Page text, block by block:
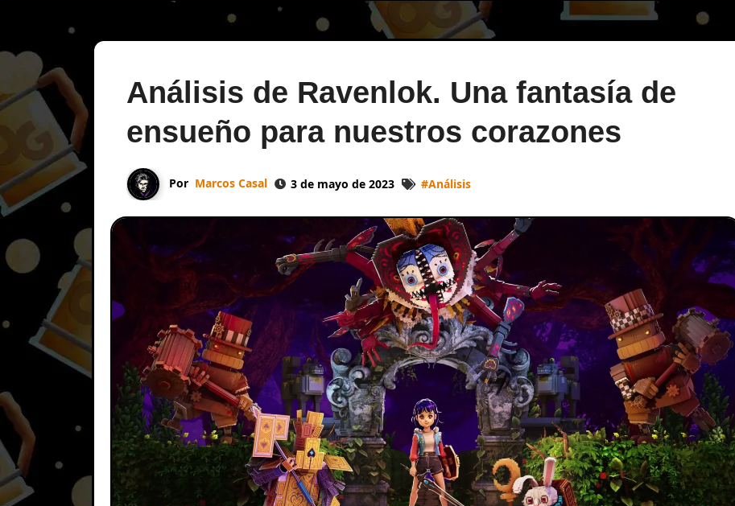
Análisis de Ravenlok. Una fantasía de
ensueño para nuestros corazones
Por Marcos Casal 3 de mayo de 2023 #Análisis